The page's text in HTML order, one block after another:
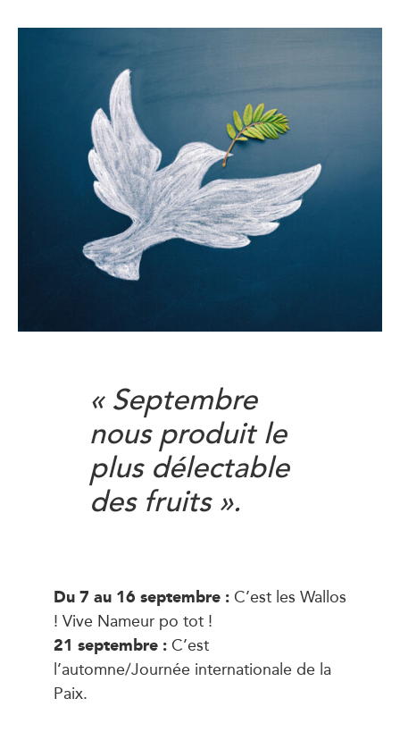
« Septembre
nous produit le
plus délectable
des fruits ».
Du 7 au 16 septembre :C’est les Wallos
! Vive Nameur po tot !
21 septembre :C’est
l’automne/Journée internationale de la
Paix.